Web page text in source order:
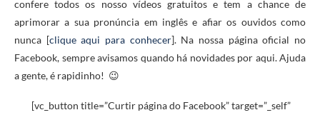
confere todos os nosso vídeos gratuitos e tem a chance de
aprimorar a sua pronúncia em inglês e afiar os ouvidos como
nunca [clique aqui para conhecer]. Na nossa página oficial no
Facebook, sempre avisamos quando há novidades por aqui. Ajuda
a gente, é rapidinho! 😉
[vc_button title=”Curtir página do Facebook” target=”_self”